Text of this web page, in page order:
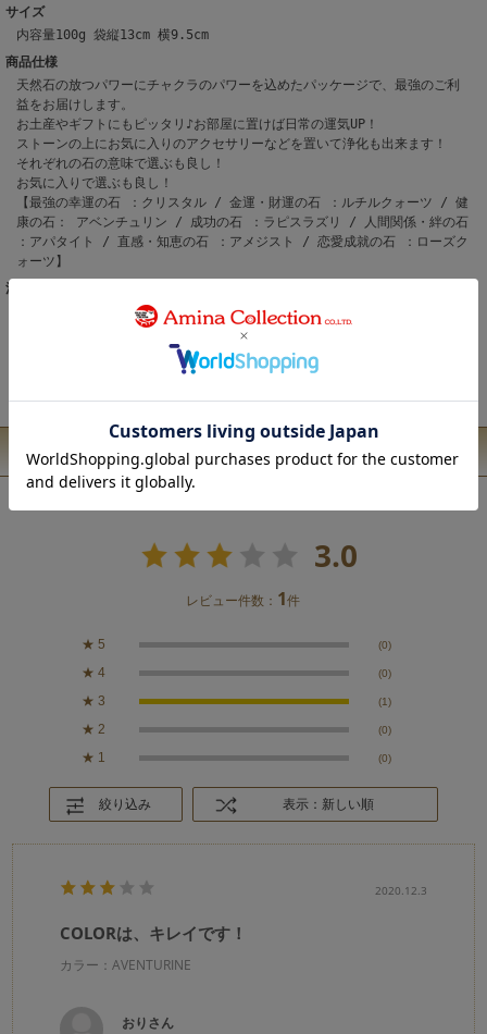
サイズ
内容量100g 袋縦13cm 横9.5cm
商品仕様
天然石の放つパワーにチャクラのパワーを込めたパッケージで、最強のご利
益をお届けします。
お土産やギフトにもピッタリ♪お部屋に置けば日常の運気UP！
ストーンの上にお気に入りのアクセサリーなどを置いて浄化も出来ます！
それぞれの石の意味で選ぶも良し！
お気に入りで選ぶも良し！
【最強の幸運の石 ：クリスタル / 金運・財運の石 ：ルチルクォーツ / 健
康の石： アベンチュリン / 成功の石 ：ラピスラズリ / 人間関係・絆の石
：アパタイト / 直感・知恵の石 ：アメジスト / 恋愛成就の石 ：ローズク
ォーツ】
注意事項
こちらの商品は、職人による手作りとなります。 ◆生地の取り方により1点1
点柄の出方・配置、形や色に多少の誤差が生じる場合があります。 ◆オンラ
インショップで販売をしております在庫につきましては、実店舗と在庫を共
有しています。 ◆お使いのパソコン環境により、実際の商品の色と表示され
ユーザーレビュー
3.0
レビュー件数： 1件
★ 5 (0)
★ 4 (0)
★ 3 (1)
★ 2 (0)
★ 1 (0)
絞り込み 表示：新しい順
2020.12.3
COLORは、キレイです！
カラー：AVENTURINE
おりさん